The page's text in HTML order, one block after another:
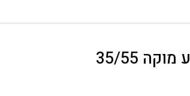
35/55